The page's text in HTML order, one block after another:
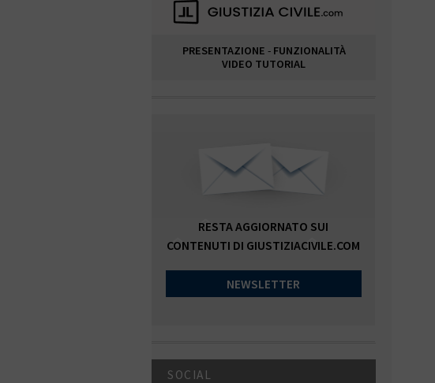
PRESENTAZIONE - FUNZIONALITÀ
VIDEO TUTORIAL
RESTA AGGIORNATO SUI
CONTENUTI DI GIUSTIZIACIVILE.COM
NEWSLETTER
SOCIAL